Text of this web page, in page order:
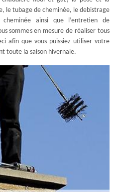
le tubage de cheminée, le debistrage
ainsi que l’entretien de
sommes en mesure de réaliser tous
afin que vous puissiez utiliser votre
toute la saison hivernale.